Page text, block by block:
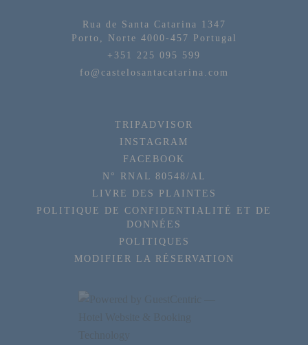
Rua de Santa Catarina 1347
Porto, Norte 4000-457 Portugal
+351 225 095 599
fo@castelosantacatarina.com
TRIPADVISOR
INSTAGRAM
FACEBOOK
N° RNAL 80548/AL
LIVRE DES PLAINTES
POLITIQUE DE CONFIDENTIALITÉ ET DE
DONNÉES
POLITIQUES
MODIFIER LA RÉSERVATION